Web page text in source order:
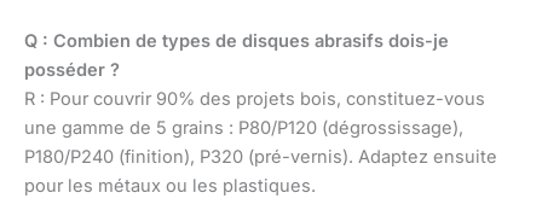
Q : Combien de types de disques abrasifs dois-je
posséder ?
R : Pour couvrir 90% des projets bois, constituez-vous
une gamme de 5 grains : P80/P120 (dégrossissage),
P180/P240 (finition), P320 (pré-vernis). Adaptez ensuite
pour les métaux ou les plastiques.